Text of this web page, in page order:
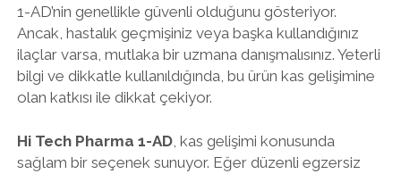
1-AD’nin genellikle güvenli olduğunu gösteriyor.
Ancak, hastalık geçmişiniz veya başka kullandığınız
ilaçlar varsa, mutlaka bir uzmana danışmalısınız. Yeterli
bilgi ve dikkatle kullanıldığında, bu ürün kas gelişimine
olan katkısı ile dikkat çekiyor.
Hi Tech Pharma 1-AD, kas gelişimi konusunda
sağlam bir seçenek sunuyor. Eğer düzenli egzersiz